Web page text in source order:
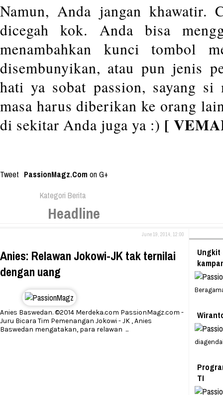
Namun, Anda jangan khawatir.
dicegah kok. Anda bisa
menambahkan kunci tombol
disembunyikan, atau pun jenis
hati ya sobat passion, sayang
masa harus diberikan ke orang
di sekitar Anda juga ya :) [
Tweet PassionMagz.Com on G+
Kategori Berita
Headline
June 19, 2014, 12:00
Anies: Relawan Jokowi-JK tak ternilai
dengan uang
Anies Baswedan. ©2014 Merdeka.com PassionMagz.com -
Juru Bicara Tim Pemenangan Jokowi - JK , Anies
Baswedan mengatakan, para relawan ...
Ungkit
TI